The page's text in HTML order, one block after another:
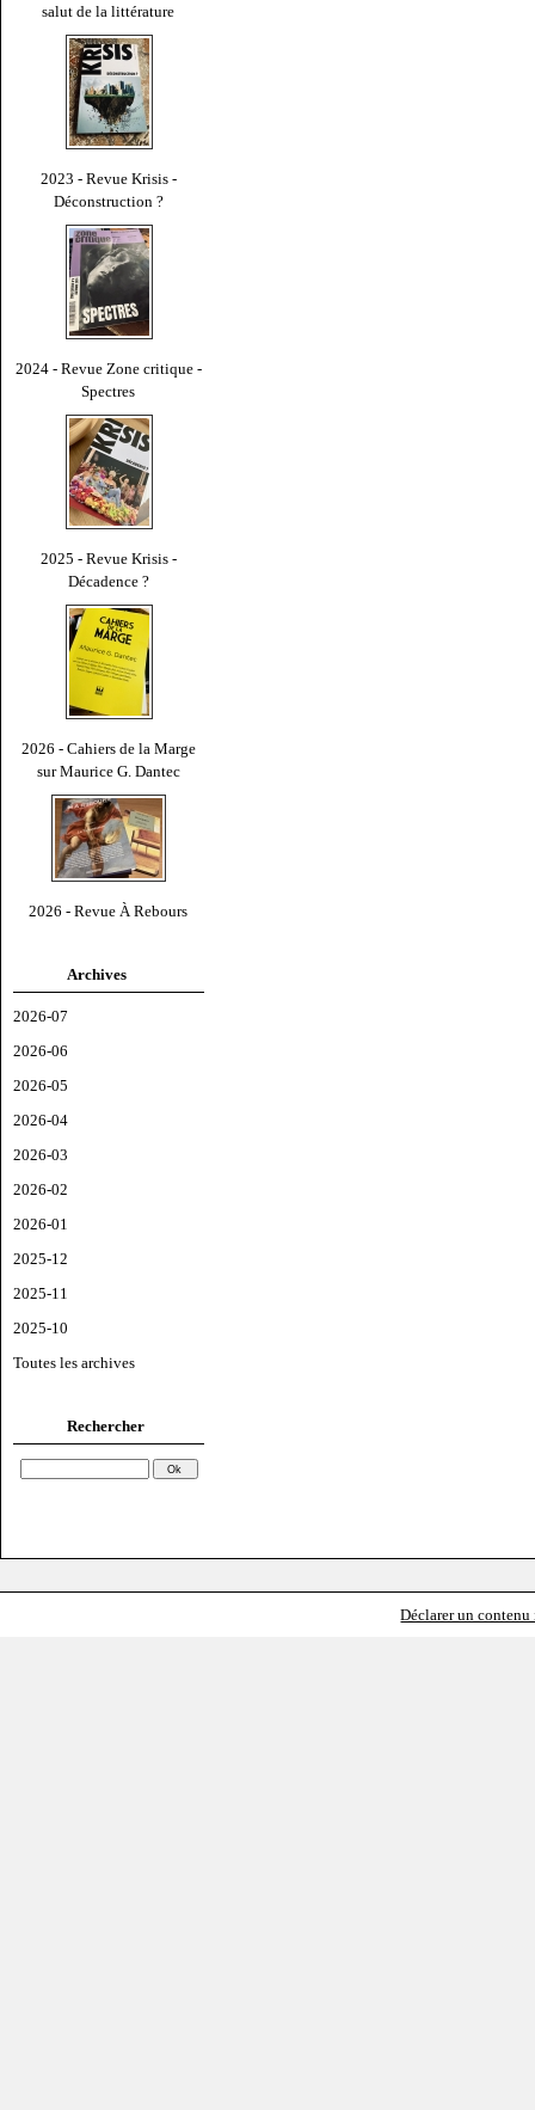
salut de la littérature
2023 - Revue Krisis -
Déconstruction ?
2024 - Revue Zone critique -
Spectres
2025 - Revue Krisis -
Décadence ?
2026 - Cahiers de la Marge
sur Maurice G. Dantec
2026 - Revue À Rebours
Archives
2026-07
2026-06
2026-05
2026-04
2026-03
2026-02
2026-01
2025-12
2025-11
2025-10
Toutes les archives
Rechercher
Déclarer un